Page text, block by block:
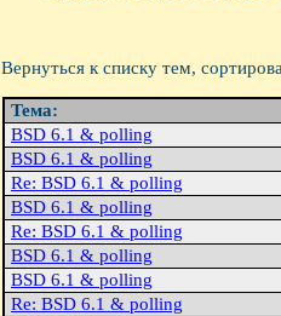
Вернуться к списку тем,
Тема:
BSD 6.1 & polling
BSD 6.1 & polling
Re: BSD 6.1 & polling
BSD 6.1 & polling
Re: BSD 6.1 & polling
BSD 6.1 & polling
BSD 6.1 & polling
Re: BSD 6.1 & polling